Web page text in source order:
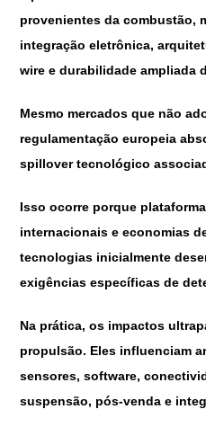
provenientes da combustão,
integração eletrônica,
wire e durabilidade ampliada
Mesmo mercados que não
regulamentação europeia
spillover tecnológico
Isso ocorre porque
internacionais e economias
tecnologias inicialmente
exigências específicas de
Na prática, os impactos
propulsão. Eles influenciam
sensores, software,
suspensão, pós-venda e